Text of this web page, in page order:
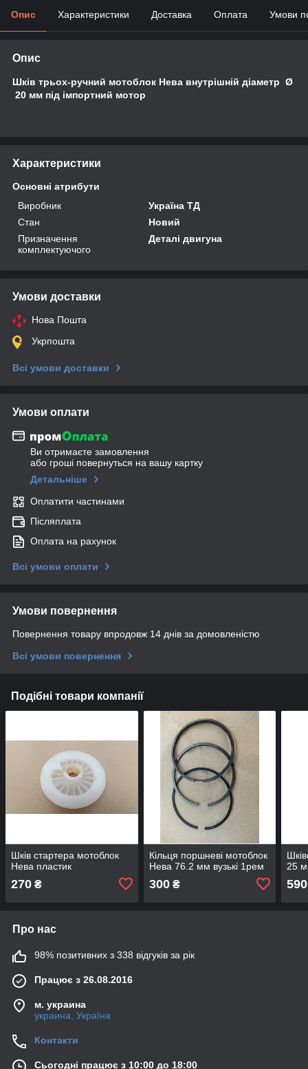
Опис Характеристики Доставка Оплата Умови
Опис
Шків трьох-ручний мотоблок Нева внутрішній діаметр Ø
20 мм під імпортний мотор
Характеристики
Основні атрибути
Виробник
Україна ТД
Стан
Новий
Призначення
комплектуючого
Деталі двигуна
Умови доставки
Нова Пошта
Укрпошта
Всі умови доставки
Умови оплати
Ви отримаєте замовлення
або гроші повернуться на вашу картку
Детальніше
Оплатити частинами
Післяплата
Оплата на рахунок
Всі умови оплати
Умови повернення
Повернення товару впродовж 14 днів за домовленістю
Всі умови повернення
Подібні товари компанії
Шків стартера мотоблок
Нева пластик
270 ₴
Кільця поршневі мотоблок
Нева 76.2 мм вузькі 1рем
300₴
25
590
Про нас
98% позитивних з 338 відгуків за рік
Працює з 26.08.2016
м. украина
украина, Україна
Контакти
Сьогодні працює з 10:00 до 18:00